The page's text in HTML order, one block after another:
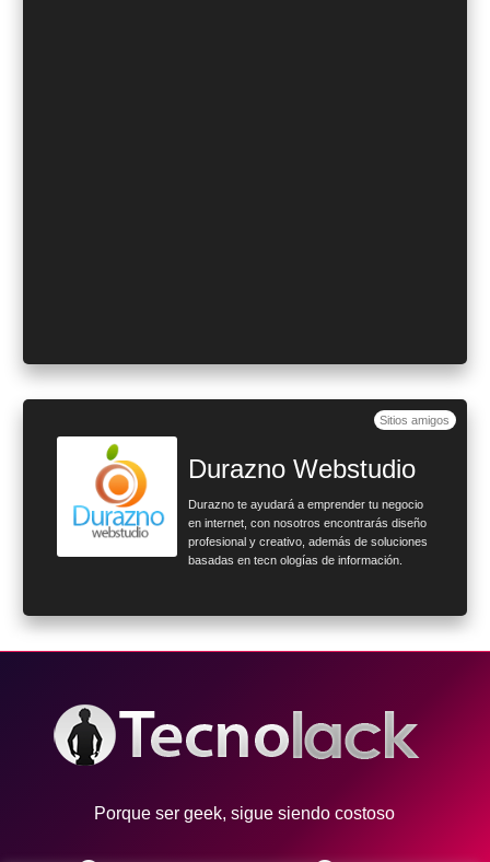
Sitios amigos
Durazno Webstudio
Durazno te ayudará a emprender tu negocio
en internet, con nosotros encontrarás diseño
profesional y creativo, además de soluciones
basadas en tecn ologías de información.
Porque ser geek, sigue siendo costoso